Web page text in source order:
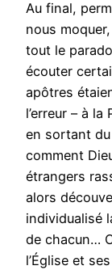
Au final,
nous
tout le
écouter
apôtres
l’erreur – à
en sortant
comment
étrangers
alors
individualisé
de chacun…
l’Église et